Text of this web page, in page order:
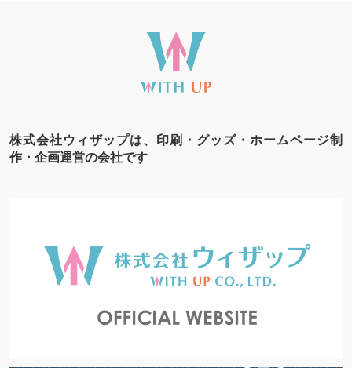
株式会社ウィザップは、印刷・グッズ・ホームページ制
作・企画運営の会社です